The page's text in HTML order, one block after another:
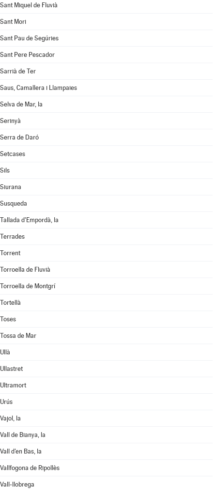
Sant Miquel de Fluvià
Sant Mori
Sant Pau de Segúries
Sant Pere Pescador
Sarrià de Ter
Saus, Camallera i Llampaies
Selva de Mar, la
Serinyà
Serra de Daró
Setcases
Sils
Siurana
Susqueda
Tallada d'Empordà, la
Terrades
Torrent
Torroella de Fluvià
Torroella de Montgrí
Tortellà
Toses
Tossa de Mar
Ullà
Ullastret
Ultramort
Urús
Vajol, la
Vall de Bianya, la
Vall d'en Bas, la
Vallfogona de Ripollès
Vall-llobrega